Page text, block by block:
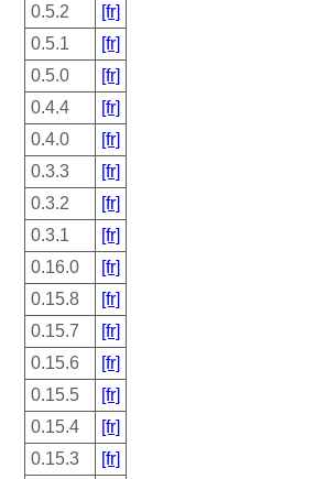
0.5.2
[fr]
0.5.1
[fr]
0.5.0
[fr]
0.4.4
[fr]
0.4.0
[fr]
0.3.3
[fr]
0.3.2
[fr]
0.3.1
[fr]
0.16.0
[fr]
0.15.8
[fr]
0.15.7
[fr]
0.15.6
[fr]
0.15.5
[fr]
0.15.4
[fr]
0.15.3
[fr]